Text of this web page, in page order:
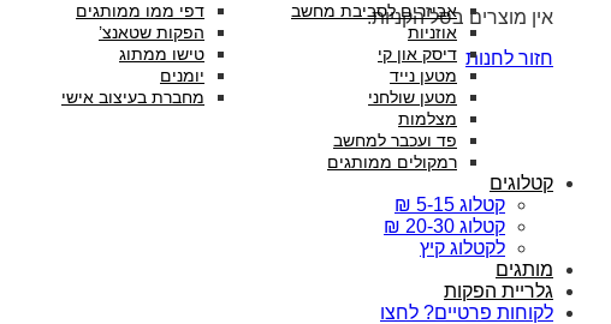
אין מוצרים בסל הקניות.
חזור לחנות
אביזרים לסביבת מחשב
אוזניות
דיסק און קי
מטען נייד
מטען שולחני
מצלמות
פד ועכבר למחשב
רמקולים ממותגים
דפי ממו ממותגים
הפקות שטאנצ’
טישו ממתוג
יומנים
מחברת בעיצוב אישי
קטלוגים
קטלוג 5-15 ₪
קטלוג 20-30 ₪
לקטלוג קיץ
מותגים
גלריית הפקות
לקוחות פרטיים? לחצו